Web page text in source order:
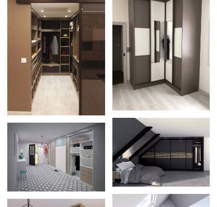
Zoom
Zoom
Zoom
Zoom